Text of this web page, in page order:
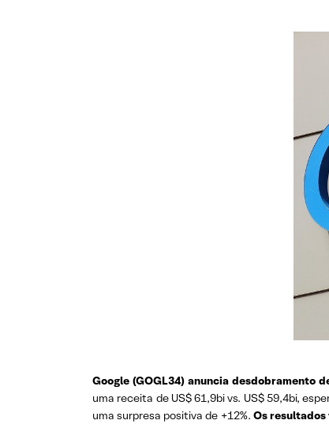
Google (GOGL34) anuncia desdobramento
uma receita de US$ 61,9bi vs. US$ 59,4bi,
uma surpresa positiva de +12%. Os resultados